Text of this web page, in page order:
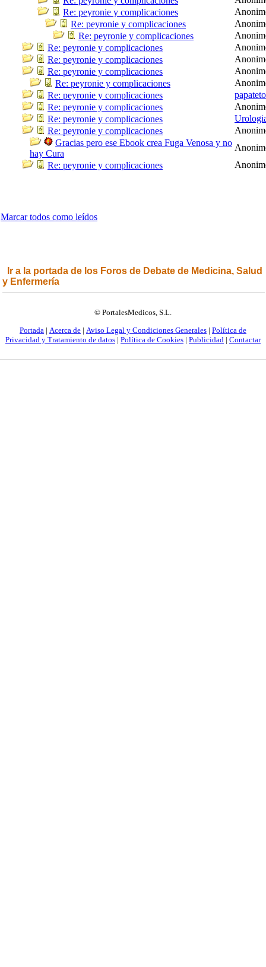
Re: peyronie y complicaciones
Re: peyronie y complicaciones
Re: peyronie y complicaciones
Re: peyronie y complicaciones
Re: peyronie y complicaciones
Re: peyronie y complicaciones
Re: peyronie y complicaciones
Re: peyronie y complicaciones
Re: peyronie y complicaciones
Re: peyronie y complicaciones
Re: peyronie y complicaciones
Gracias pero ese Ebook crea Fuga Venosa y no
hay Cura
Re: peyronie y complicaciones
Marcar todos como leídos
Ir a la portada de los Foros de Debate de Medicina, Salud
y Enfermería
© PortalesMedicos, S.L.
Portada | Acerca de | Aviso Legal y Condiciones Generales | Política de
Privacidad y Tratamiento de datos | Política de Cookies | Publicidad | Contactar